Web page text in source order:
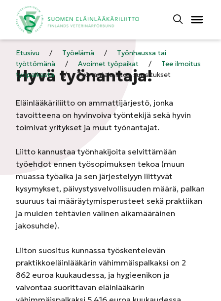
Etusivu / Työelämä /
Työnhaussa tai
työttömänä
/ Avoimet työpaikat /
Tee ilmoitus
työpaikasta
/ Työnantaja liiton suositukset
Hyvä työnantaja!
Eläinlääkäriliitto on ammattijärjestö, jonka
tavoitteena on hyvinvoiva työntekijä sekä hyvin
toimivat yritykset ja muut työnantajat.
Liitto kannustaa työnhakijoita selvittämään
työehdot ennen työsopimuksen tekoa (muun
muassa työaika ja sen järjestelyyn liittyvät
kysymykset, päivystysvelvollisuuden määrä, palkan
suuruus tai määräytymisperusteet sekä praktiikan
ja muiden tehtävien välinen aikamääräinen
jakosuhde).
Liiton suositus kunnassa työskentelevän
praktikkoeläinlääkärin vähimmäispalkaksi on 2
862 euroa kuukaudessa, ja hygieenikon ja
valvontaa suorittavan eläinlääkärin